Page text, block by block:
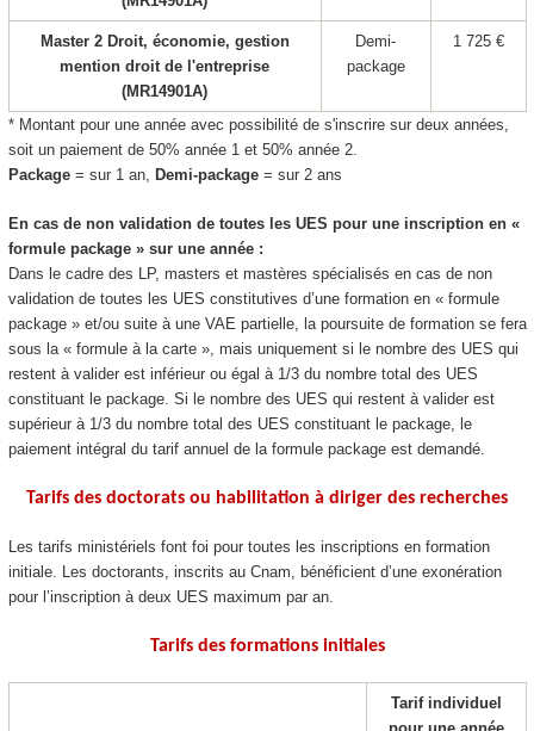
Master 2 Droit, économie, gestion
mention droit de l'entreprise
(MR14901A)
Demi-
package
1 725 €
* Montant pour une année avec possibilité de s'inscrire sur deux années,
soit un paiement de 50% année 1 et 50% année 2.
Package= sur 1 an, Demi-package = sur 2 ans
En cas de non validation de toutes les UES pour une inscription en «
formule package» sur une année :
Dans le cadre des LP, masters et mastères spécialisés en cas de non
validation de toutes les UES constitutives d’une formation en « formule
package» et/ou suite à une VAE partielle, la poursuite de formation se fera
sous la « formule à la carte », mais uniquement si le nombre des UES qui
restent à valider est inférieur ou égal à 1/3 du nombre total des UES
constituant le package. Si le nombre des UES qui restent à valider est
supérieur à 1/3 du nombre total des UES constituant le package, le
paiement intégral du tarif annuel de la formule packageest demandé.
Tarifs des doctorats ou habilitation à diriger des recherches
Les tarifs ministériels font foi pour toutes les inscriptions en formation
initiale. Les doctorants, inscrits au Cnam, bénéficient d’une exonération
pour l’inscription à deux UES maximum par an.
Tarifs des formations initiales
Tarif individuel